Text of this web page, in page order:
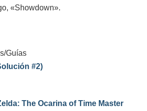
«Showdown».
Guías
#2)
The Ocarina of Time Master